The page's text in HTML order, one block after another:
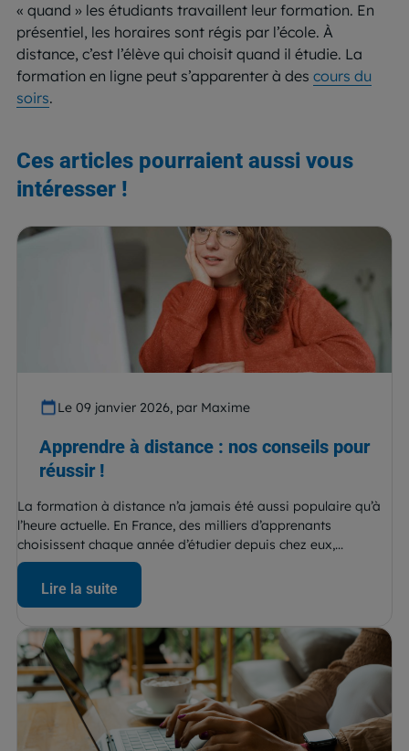
« quand » les étudiants travaillent leur formation. En
présentiel, les horaires sont régis par l’école. À
distance, c’est l’élève qui choisit quand il étudie. La
formation en ligne peut s’apparenter à des cours du
soirs.
Ces articles pourraient aussi vous
intéresser !
Le 09 janvier 2026, par Maxime
Apprendre à distance : nos conseils pour
réussir !
La formation à distance n’a jamais été aussi populaire qu’à
l’heure actuelle. En France, des milliers d’apprenants
choisissent chaque année d’étudier depuis chez eux,...
Lire la suite